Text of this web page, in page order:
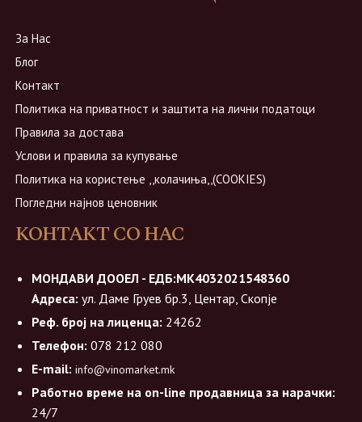
За Нас
Блог
Контакт
Политика на приватност и заштита на лични податоци
Правила за достава
Услови и правила за купување
Политика на користење ,,колачиња,,(COOKIES)
Погледни најнов ценовник
КОНТАКТ СО НАС
МОНДАВИ ДООЕЛ - ЕДБ:МК4032021548360
Адреса: ул. Даме Груев бр.3, Центар, Скопје
Реф. број на лиценца: 24262
Телефон: 078 212 080
E-mail: info@vinomarket.mk
Работно време на on-line продавница за нарачки:
24/7